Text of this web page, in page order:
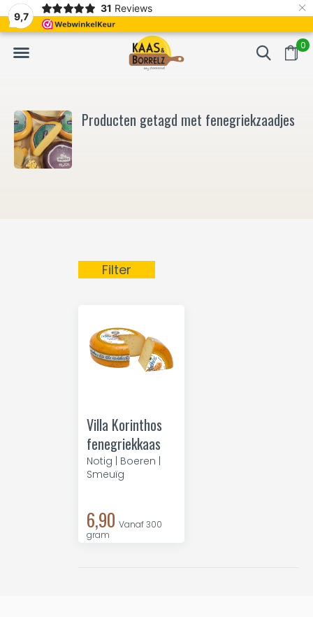
9,7
31 Reviews ×
0
Vers van het mes en gevacumeerd Vaak volgende
Producten getagd met fenegriekzaadjes
Filter
Villa Korinthos
fenegriekkaas
Notig | Boeren |
Smeuïg
6,90 Vanaf 300
gram